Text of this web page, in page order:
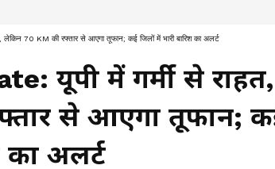
70 KM की रफ्तार से आएगा तूफान; कई जिलों में भारी बारिश का अलर्ट
यूपी में गर्मी से राहत,
से आएगा तूफान;
का अलर्ट